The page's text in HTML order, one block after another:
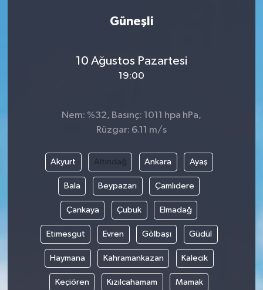
Güneşli
10 Ağustos Pazartesi
19:00
Nem: %32, Basınç: 1011 hpa hPa,
Rüzgar: 6.11 m/s
Akyurt Altındağ Ankara Ayaş
Bala Beypazarı Çamlıdere
Çankaya Çubuk Elmadağ
Etimesgut Evren Gölbaşı Güdül
Haymana Kahramankazan Kalecik
Keçiören Kızılcahamam Mamak